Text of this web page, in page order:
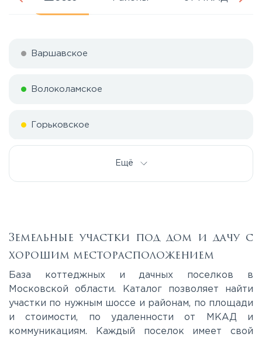
Варшавское
Волоколамское
Горьковское
Киевское
Ещё
Земельные участки под дом и дачу с
хорошим месторасположением
База коттеджных и дачных поселков в
Московской области. Каталог позволяет найти
участки по нужным шоссе и районам, по площади
и стоимости, по удаленности от МКАД и
коммуникациям. Каждый поселок имеет свой